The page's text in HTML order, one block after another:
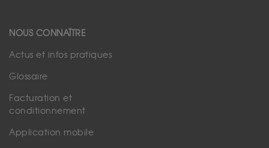
NOUS CONNAÎTRE
Actus et infos pratiques
Glossaire
Facturation et
conditionnement
Application mobile